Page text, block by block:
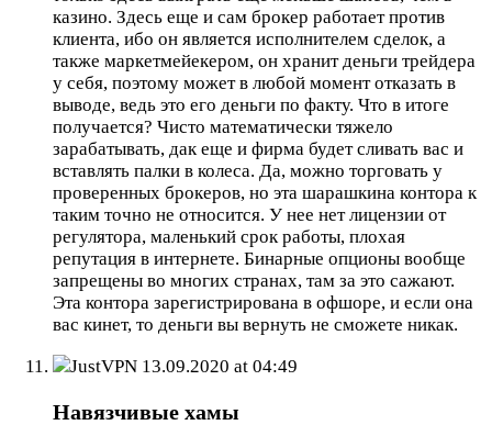
казино. Здесь еще и сам брокер работает против
клиента, ибо он является исполнителем сделок, а
также маркетмейекером, он хранит деньги трейдера
у себя, поэтому может в любой момент отказать в
выводе, ведь это его деньги по факту. Что в итоге
получается? Чисто математически тяжело
зарабатывать, дак еще и фирма будет сливать вас и
вставлять палки в колеса. Да, можно торговать у
проверенных брокеров, но эта шарашкина контора к
таким точно не относится. У нее нет лицензии от
регулятора, маленький срок работы, плохая
репутация в интернете. Бинарные опционы вообще
запрещены во многих странах, там за это сажают.
Эта контора зарегистрирована в офшоре, и если она
вас кинет, то деньги вы вернуть не сможете никак.
JustVPN 13.09.2020 at 04:49
Навязчивые хамы